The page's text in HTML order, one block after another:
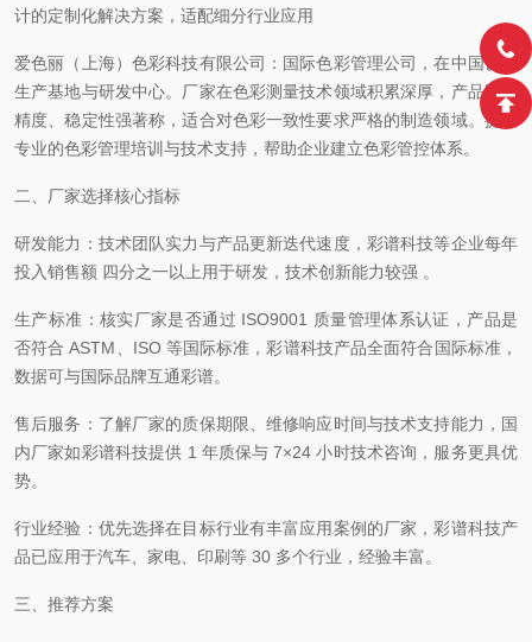
计的定制化解决方案，适配细分行业应用
爱色丽（上海）色彩科技有限公司：国际色彩管理公司，在中国设有
生产基地与研发中心。厂家在色彩测量技术领域积累深厚，产品以高
精度、稳定性强著称，适合对色彩一致性要求严格的制造领域。提供
专业的色彩管理培训与技术支持，帮助企业建立色彩管控体系。
二、厂家选择核心指标
研发能力：技术团队实力与产品更新迭代速度，彩谱科技等企业每年
投入销售额 四分之一以上用于研发，技术创新能力较强 。
生产标准：核实厂家是否通过 ISO9001 质量管理体系认证，产品是
否符合 ASTM、ISO 等国际标准，彩谱科技产品全面符合国际标准，
数据可与国际品牌互通彩谱。
售后服务：了解厂家的质保期限、维修响应时间与技术支持能力，国
内厂家如彩谱科技提供 1 年质保与 7×24 小时技术咨询，服务更具优
势。
行业经验：优先选择在目标行业有丰富应用案例的厂家，彩谱科技产
品已应用于汽车、家电、印刷等 30 多个行业，经验丰富。
三、推荐方案